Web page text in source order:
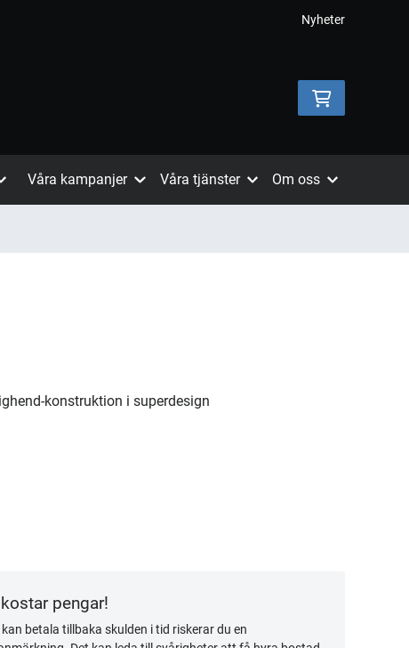
Nyheter
Våra kampanjer Våra tjänster Om oss
konstruktion i superdesign
pengar!
betala tillbaka skulden i tid riskerar du en